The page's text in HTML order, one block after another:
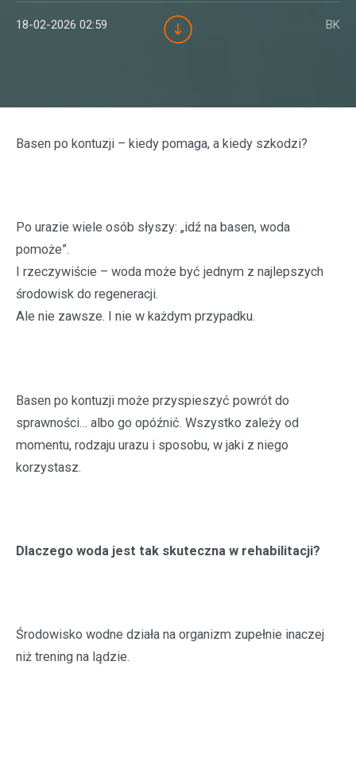
18-02-2026 02:59 BK
Basen po kontuzji – kiedy pomaga, a kiedy szkodzi?
Po urazie wiele osób słyszy: „idź na basen, woda
pomoże”.
I rzeczywiście – woda może być jednym z najlepszych
środowisk do regeneracji.
Ale nie zawsze. I nie w każdym przypadku.
Basen po kontuzji może przyspieszyć powrót do
sprawności… albo go opóźnić. Wszystko zależy od
momentu, rodzaju urazu i sposobu, w jaki z niego
korzystasz.
Dlaczego woda jest tak skuteczna w rehabilitacji?
Środowisko wodne działa na organizm zupełnie inaczej
niż trening na lądzie.